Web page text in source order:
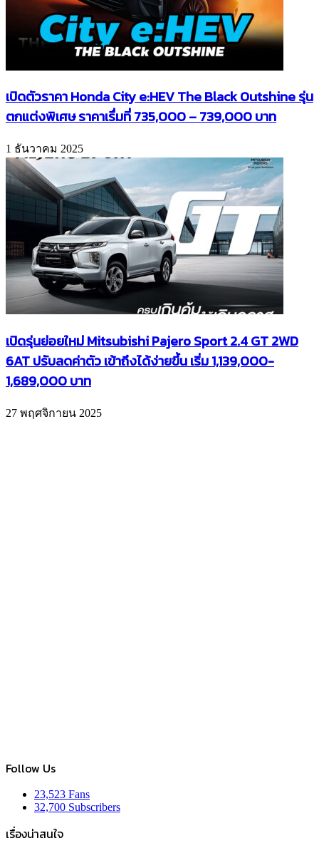
เปิดตัวราคา Honda City e:HEV The Black Outshine รุ่น
ตกแต่งพิเศษ ราคาเรื่มที่ 735,000 – 739,000 บาท
1 ธันวาคม 2025
เปิดรุ่นย่อยใหม่ Mitsubishi Pajero Sport 2.4 GT 2WD
6AT ปรับลดค่าตัว เข้าถึงได้ง่ายขึ้น เริ่ม 1,139,000-
1,689,000 บาท
27 พฤศจิกายน 2025
Follow Us
23,523 Fans
32,700 Subscribers
เรื่องน่าสนใจ